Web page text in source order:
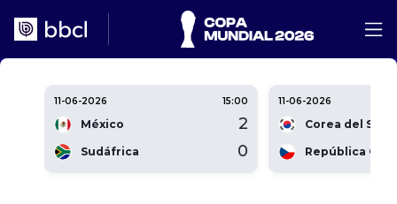
11-06-2026 15:00
México 2
Sudáfrica 0
11-06-2026
Corea del Sur
República